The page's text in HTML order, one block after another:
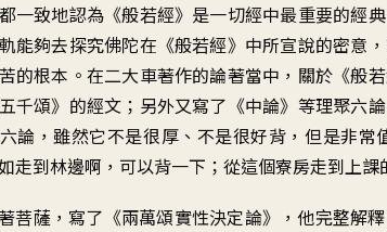
一致地認為《般若經》是一切經中最重要的經
能夠去探究佛陀在《般若經》中所宣說的密意
的根本。在二大車著作的論著當中，關於《般
千頌》的經文；另外又寫了《中論》等理聚六
論，雖然它不是很厚、不是很好背，但是非
走到林邊啊，可以背一下；從這個寮房走到上
菩薩，寫了《兩萬頌實性決定論》，他完整解